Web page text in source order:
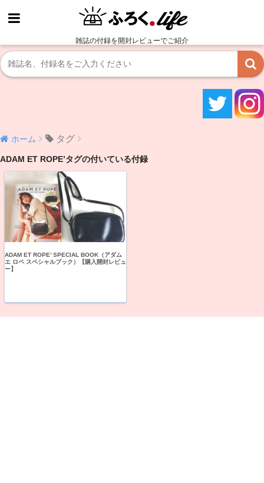
雑誌の付録を開封レビューでご紹介
ホーム タグ
ADAM ET ROPE’タグの付いている付録
ADAM ET ROPE’ SPECIAL BOOK（アダム
エ ロペ スペシャルブック）【購入開封レビュ
ー】